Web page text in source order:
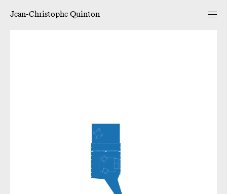
Jean-Christophe Quinton